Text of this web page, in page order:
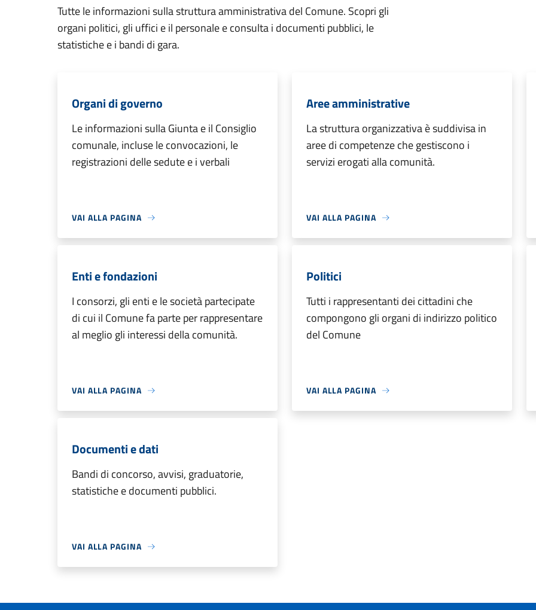
Tutte le informazioni sulla struttura amministrativa del Comune. Scopri gli
organi politici, gli uffici e il personale e consulta i documenti pubblici, le
statistiche e i bandi di gara.
Organi di governo
Le informazioni sulla Giunta e il Consiglio
comunale, incluse le convocazioni, le
registrazioni delle sedute e i verbali
VAI ALLA PAGINA
Aree amministrative
La struttura organizzativa è suddivisa in
aree di competenze che gestiscono i
servizi erogati alla comunità.
VAI ALLA PAGINA
Enti e fondazioni
I consorzi, gli enti e le società partecipate
di cui il Comune fa parte per rappresentare
al meglio gli interessi della comunità.
VAI ALLA PAGINA
Politici
Tutti i rappresentanti dei cittadini che
compongono gli organi di indirizzo politico
del Comune
VAI ALLA PAGINA
Documenti e dati
Bandi di concorso, avvisi, graduatorie,
statistiche e documenti pubblici.
VAI ALLA PAGINA